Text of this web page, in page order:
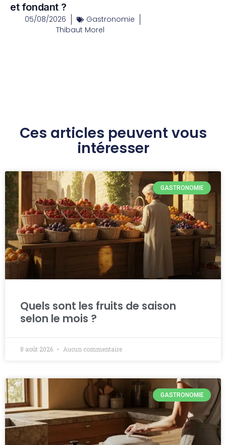
et fondant ?
05/08/2026
Gastronomie
Thibaut Morel
Ces articles peuvent vous
intéresser
GASTRONOMIE
Quels sont les fruits de saison
selon le mois ?
8 août 2026 Aucun commentaire
GASTRONOMIE